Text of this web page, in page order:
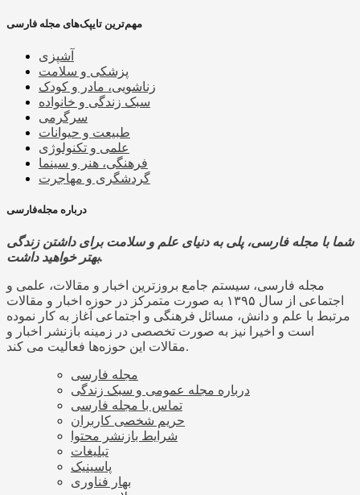
مهم‌ترین تایپک‌های مجله فارسی
آشپزی
پزشکی و سلامت
زناشویی، مادر و کودک
سبک زندگی و خانواده
سرگرمی
طبیعت و حیوانات
علمی و تکنولوژی
فرهنگی، هنر و سینما
گردشگری و مهاجرت
درباره مجله‌فارسی
شما با مجله فارسی، پلی به دنیای علم و سلامت برای داشتن زندگی
بهتر خواهید داشت.
مجله فارسی، سیستم جامع بروزترین اخبار و مقالات، علمی و
اجتماعی از سال ۱۳۹۵ به صورت متمرکز در حوزه اخبار و مقالات
مرتبط با علم و دانش، مسائل فرهنگی و اجتماعی آغاز به کار نموده
است و اخیرا نیز به صورت تخصصی در زمینه بازنشر اخبار و
مقالات این حوزه‌ها فعالیت می کند.
مجله فارسی
درباره مجله عمومی و سبک زندگی
تماس با مجله فارسی
حریم شخصی کاربران
شرایط بازنشر محتوا
تبلیغات
پاسینیک
بهار فناوری